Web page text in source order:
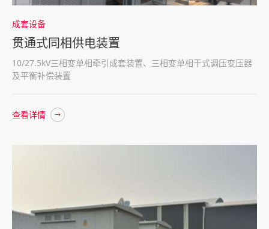
成套设备
贯通式同相供电装置
10/27.5kV三相变单相牵引成套装置、三相变单相干式调压变压器
及平衡补偿装置
查看详情